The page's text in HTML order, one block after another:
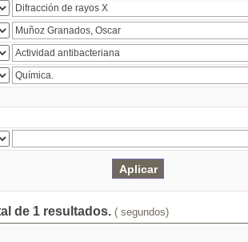
de 1 resultados. ( segundos)